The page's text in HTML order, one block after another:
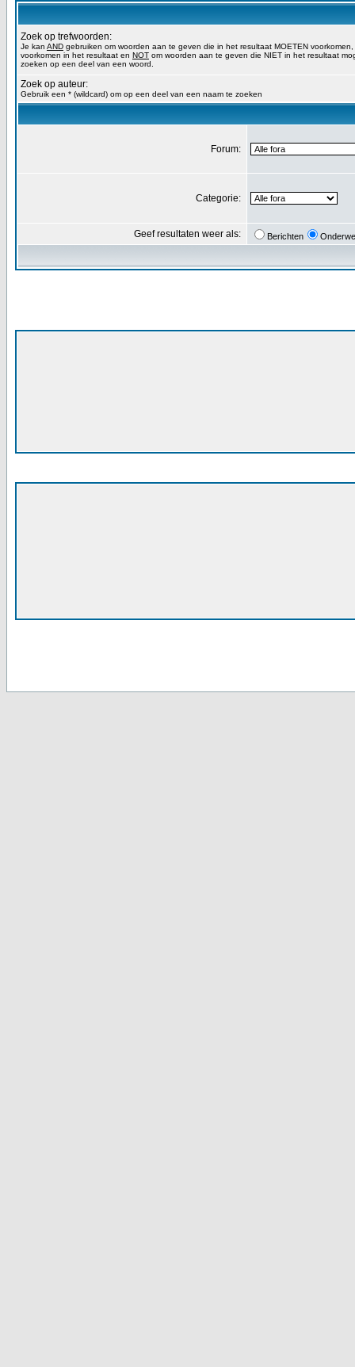
Zoek op trefwoorden:
Je kan AND gebruiken om woorden aan te geven die in het resultaat MOETEN voorkomen,
voorkomen in het resultaat en NOT om woorden aan te geven die NIET in het resultaat
zoeken op een deel van een woord.
Zoek op auteur:
Gebruik een * (wildcard) om op een deel van een naam te zoeken
Forum:
Categorie:
Geef resultaten weer als: Berichten